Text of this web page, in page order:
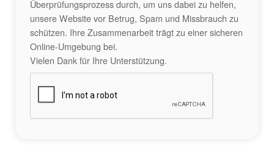
Überprüfungsprozess durch, um uns dabei zu helfen,
unsere Website vor Betrug, Spam und Missbrauch zu
schützen. Ihre Zusammenarbeit trägt zu einer sicheren
Online-Umgebung bei.
Vielen Dank für Ihre Unterstützung.